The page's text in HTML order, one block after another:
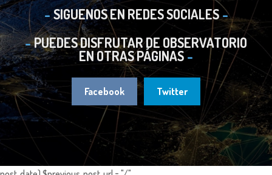
SIGUENOS EN REDES SOCIALES
PUEDES DISFRUTAR DE OBSERVATORIO
EN OTRAS PÁGINAS
Facebook Twitter